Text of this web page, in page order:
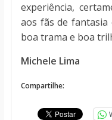
experiência,
aos fãs de fantasia
boa trama e boa
Michele Lima
Compartilhe: